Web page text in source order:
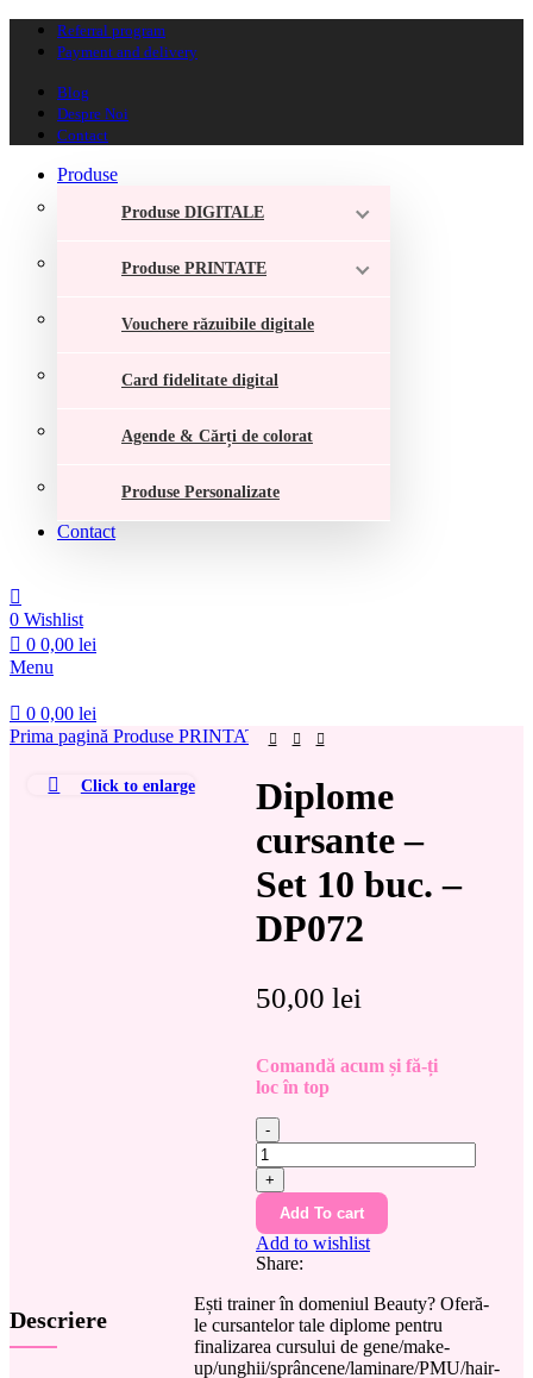
Referral program
Payment and delivery
Blog
Despre Noi
Contact
Produse
Produse DIGITALE
Produse PRINTATE
Vouchere răzuibile digitale
Card fidelitate digital
Agende & Cărți de colorat
Produse Personalizate
Contact
0 Wishlist
0 0,00 lei
Menu
0 0,00 lei
Prima pagină Produse PRINTATEDiplome
Click to enlarge
Diplome
cursante –
Set 10 buc. –
DP072
50,00 lei
Comandă acum și fă-ți
loc în top
Cantitate
Diplome
cursante
-
Set
10
buc.
-
DP072
Add To cart
Add to wishlist
Share:
Descriere
Ești trainer în domeniul Beauty? Oferă-
le cursantelor tale diplome pentru
finalizarea cursului de gene/make-
up/unghii/sprâncene/laminare/PMU/hair-